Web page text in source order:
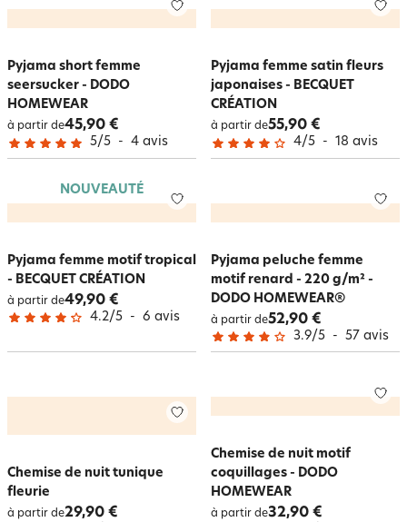
Pyjama short femme
seersucker - DODO
HOMEWEAR
à partir de45,90 €
5/5 - 4 avis
Pyjama femme satin fleurs
japonaises - BECQUET
CRÉATION
à partir de55,90 €
4/5 - 18 avis
NOUVEAUTÉ
Pyjama femme motif tropical
- BECQUET CRÉATION
à partir de49,90 €
4.2/5 - 6 avis
Pyjama peluche femme
motif renard - 220 g/m² -
DODO HOMEWEAR®
à partir de52,90 €
3.9/5 - 57 avis
Chemise de nuit tunique
fleurie
à partir de29,90 €
Chemise de nuit motif
coquillages - DODO
HOMEWEAR
à partir de32,90 €